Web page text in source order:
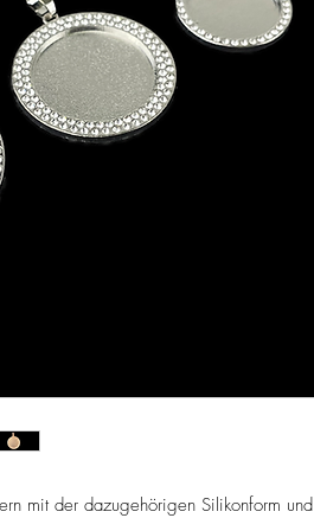
mit der dazugehörigen Silikonform und